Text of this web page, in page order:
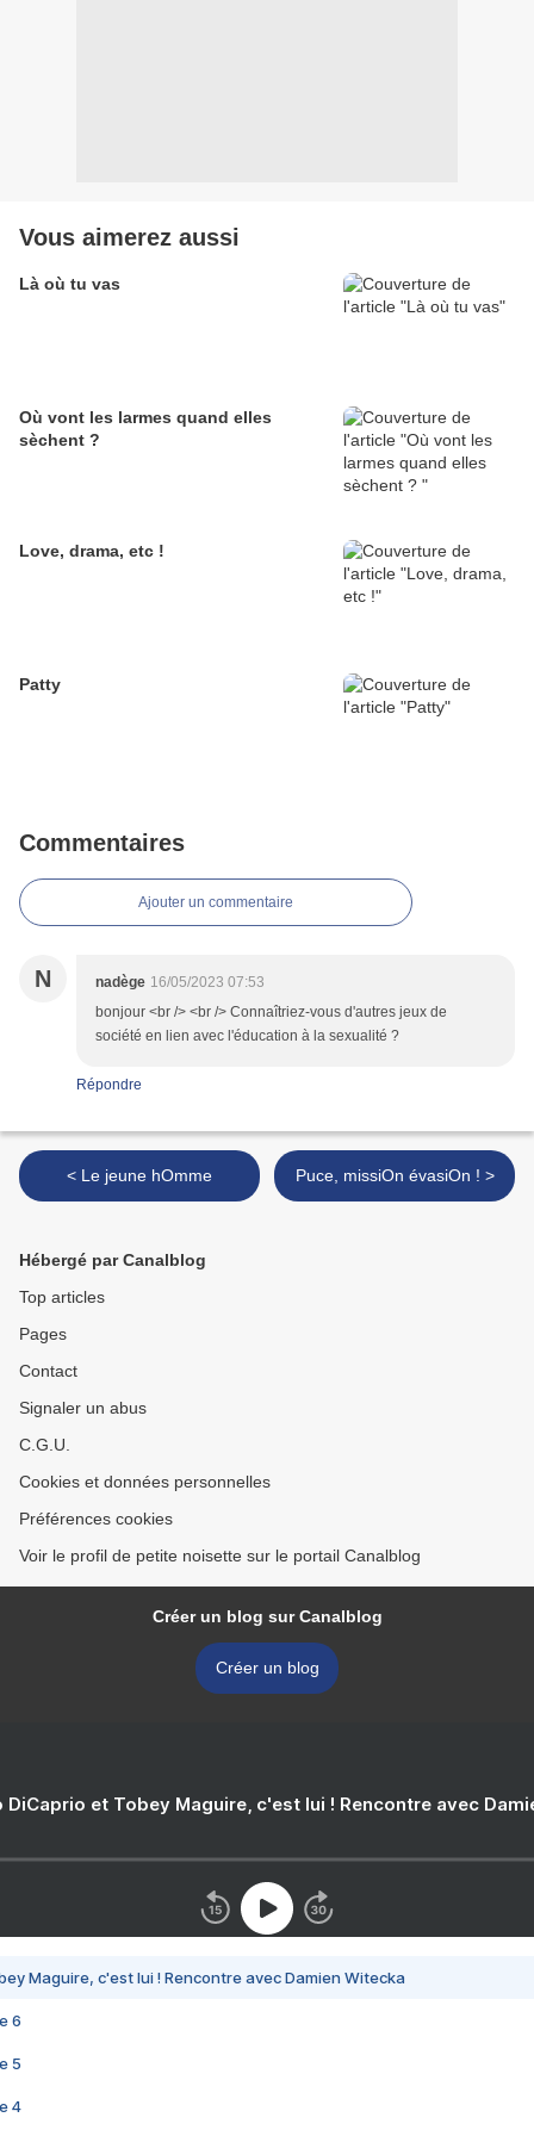
Vous aimerez aussi
Là où tu vas
Où vont les larmes quand elles
sèchent ?
Love, drama, etc !
Patty
Commentaires
Ajouter un commentaire
N nadège 16/05/2023 07:53
bonjour <br /> <br /> Connaîtriez-vous d'autres jeux de
société en lien avec l'éducation à la sexualité ?
Répondre
< Le jeune hOmme Puce, missiOn évasiOn ! >
Hébergé par Canalblog
Top articles
Pages
Contact
Signaler un abus
C.G.U.
Cookies et données personnelles
Préférences cookies
Voir le profil de petite noisette sur le portail Canalblog
Créer un blog sur Canalblog
Créer un blog
DiCaprio et Tobey Maguire, c'est lui ! Rencontre avec
Maguire, c'est lui ! Rencontre avec Damien Witecka
6
5
4